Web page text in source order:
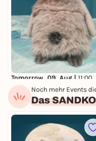
Tomorrow, 09. Aug | 11:00
Pit Pinguin (ab 3
8,00 to 13,00 €
Noch mehr Events
Das